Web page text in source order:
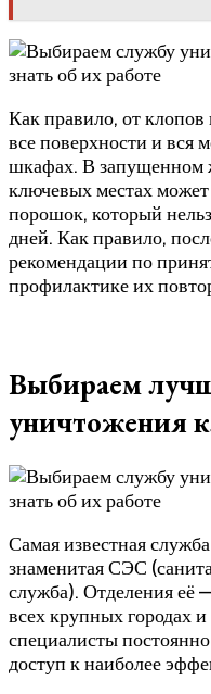
Как правило, от
все поверхности и вся
шкафах. В запущенном
ключевых местах
порошок, который
дней. Как правило,
рекомендации по
профилактике их
Выбираем
уничтожения
Самая известная
знаменитая СЭС
служба). Отделения её
всех крупных городах
специалисты
доступ к наиболее